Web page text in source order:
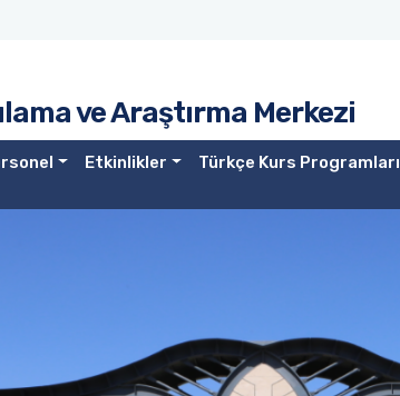
ve Araştırma Merkezi
Etkinlikler Türkçe Kurs Programları